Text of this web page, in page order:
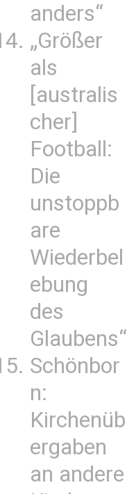
anders“
„Größer
als
[australis
cher]
Football:
Die
unstoppb
are
Wiederbel
ebung
des
Glaubens“
Schönbor
n:
Kirchenüb
ergaben
an andere